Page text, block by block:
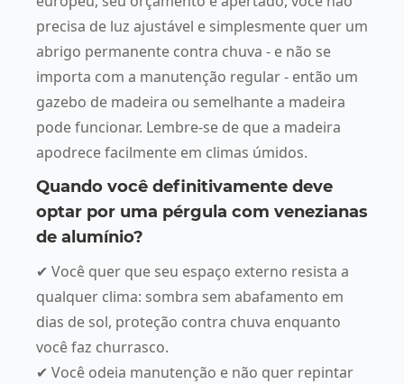
precisa de luz ajustável e simplesmente quer um
abrigo permanente contra chuva - e não se
importa com a manutenção regular - então um
gazebo de madeira ou semelhante a madeira
pode funcionar. Lembre-se de que a madeira
apodrece facilmente em climas úmidos.
Quando você definitivamente deve
optar por uma pérgula com venezianas
de alumínio?
✔ Você quer que seu espaço externo resista a
qualquer clima: sombra sem abafamento em
dias de sol, proteção contra chuva enquanto
você faz churrasco.
✔ Você odeia manutenção e não quer repintar